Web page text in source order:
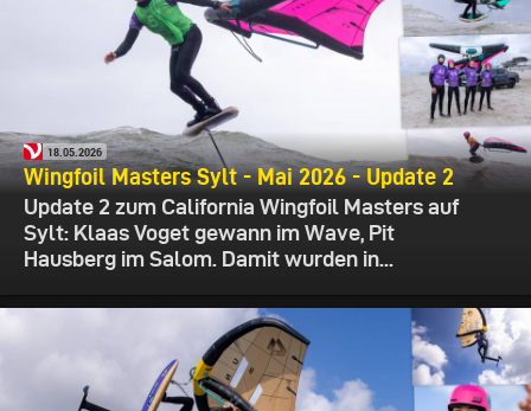
18.05.2026
Wingfoil Masters Sylt - Mai 2026 - Update 2
Update 2 zum California Wingfoil Masters auf
Sylt: Klaas Voget gewann im Wave, Pit
Hausberg im Salom. Damit wurden in...